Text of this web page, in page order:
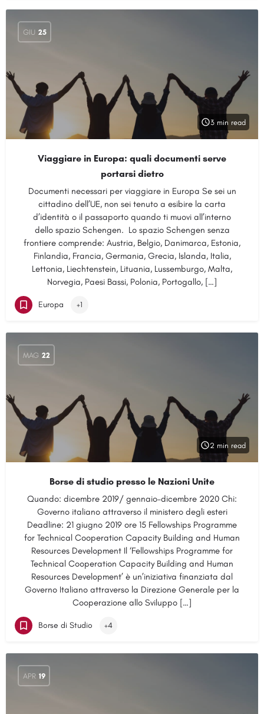
GIU 25
3 min read
Viaggiare in Europa: quali documenti serve
portarsi dietro
Documenti necessari per viaggiare in Europa Se sei un
cittadino dell’UE, non sei tenuto a esibire la carta
d’identità o il passaporto quando ti muovi all’interno
dello spazio Schengen. Lo spazio Schengen senza
frontiere comprende: Austria, Belgio, Danimarca, Estonia,
Finlandia, Francia, Germania, Grecia, Islanda, Italia,
Lettonia, Liechtenstein, Lituania, Lussemburgo, Malta,
Norvegia, Paesi Bassi, Polonia, Portogallo, […]
Europa +1
MAG 22
2 min read
Borse di studio presso le Nazioni Unite
Quando: dicembre 2019/ gennaio–dicembre 2020 Chi:
Governo italiano attraverso il ministero degli esteri
Deadline: 21 giugno 2019 ore 15 Fellowships Programme
for Technical Cooperation Capacity Building and Human
Resources Development Il ‘Fellowships Programme for
Technical Cooperation Capacity Building and Human
Resources Development’ è un’iniziativa finanziata dal
Governo Italiano attraverso la Direzione Generale per la
Cooperazione allo Sviluppo […]
Borse di Studio +4
APR 19